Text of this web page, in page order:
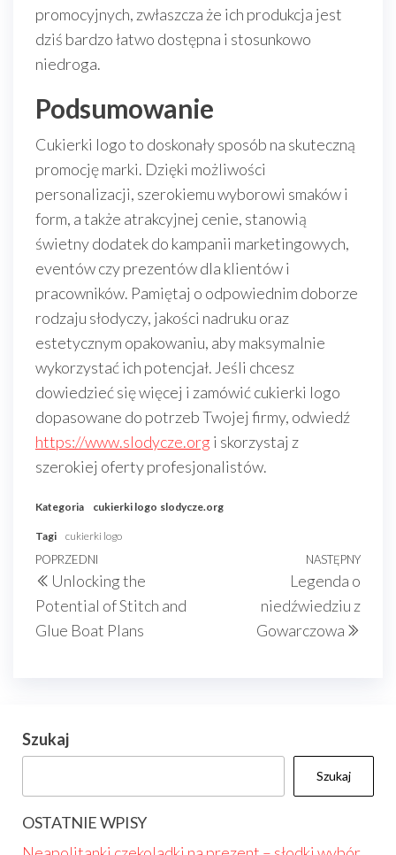
promocyjnych, zwłaszcza że ich produkcja jest
dziś bardzo łatwo dostępna i stosunkowo
niedroga.
Podsumowanie
Cukierki logo to doskonały sposób na skuteczną
promocję marki. Dzięki możliwości
personalizacji, szerokiemu wyborowi smaków i
form, a także atrakcyjnej cenie, stanowią
świetny dodatek do kampanii marketingowych,
eventów czy prezentów dla klientów i
pracowników. Pamiętaj o odpowiednim doborze
rodzaju słodyczy, jakości nadruku oraz
estetycznym opakowaniu, aby maksymalnie
wykorzystać ich potencjał. Jeśli chcesz
dowiedzieć się więcej i zamówić cukierki logo
dopasowane do potrzeb Twojej firmy, odwiedź
https://www.slodycze.org i skorzystaj z
szerokiej oferty profesjonalistów.
Kategoria cukierki logo slodycze.org
Tagi cukierki logo
Nawigacja
wpisu
Poprzedni
wpis
POPRZEDNI
Unlocking the
Potential of Stitch and
Glue Boat Plans
NASTĘPNY
Legenda o
niedźwiedziu z
Gowarczowa
Szukaj
Szukaj
OSTATNIE WPISY